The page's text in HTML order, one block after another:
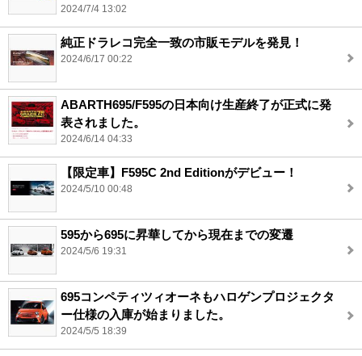
2024/7/4 13:02
純正ドラレコ完全一致の市販モデルを発見！
2024/6/17 00:22
ABARTH695/F595の日本向け生産終了が正式に発
表されました。
2024/6/14 04:33
【限定車】F595C 2nd Editionがデビュー！
2024/5/10 00:48
595から695に昇華してから現在までの変遷
2024/5/6 19:31
695コンペティツィオーネもハロゲンプロジェクタ
ー仕様の入庫が始まりました。
2024/5/5 18:39